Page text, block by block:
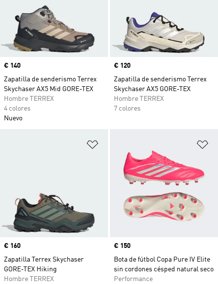
Precio
€ 140
Zapatilla de senderismo Terrex
Skychaser AX5 Mid GORE-TEX
Hombre TERREX
4 colores
Nuevo
Precio
€ 120
Zapatilla de senderismo Terrex
Skychaser AX5 GORE-TEX
Hombre TERREX
7 colores
Precio
€ 160
Zapatilla Terrex Skychaser
GORE-TEX Hiking
Hombre TERREX
Precio
€ 150
Bota de fútbol Copa Pure IV Elite
sin cordones césped natural seco
Performance